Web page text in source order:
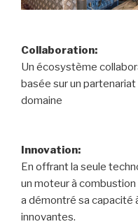
Collaboration:
Un écosystème
basée sur un
domaine
Innovation:
En offrant la seule
un moteur à
a démontré sa capacité
innovantes.